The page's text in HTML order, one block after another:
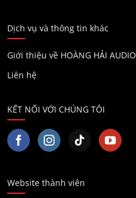
Dịch vụ và thông tin khác
Giới thiệu về HOÀNG HẢI AUDIO
Liên hệ
KẾT NỐI VỚI CHÚNG TÔI
Website thành viên